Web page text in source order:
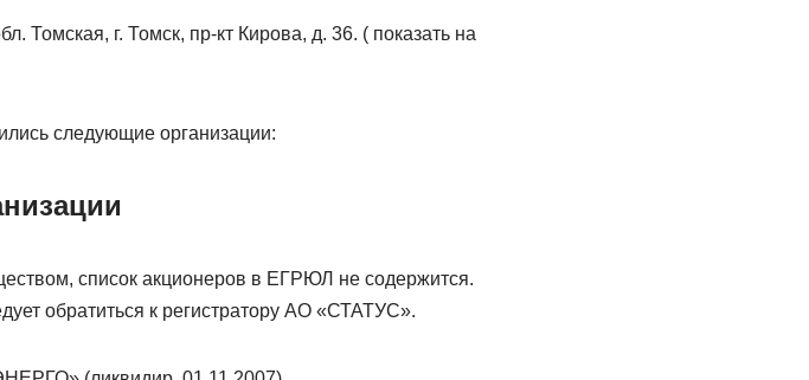
Томская, г. Томск, пр-кт Кирова, д. 36. ( показать на
следующие организации:
список акционеров в ЕГРЮЛ не содержится.
обратиться к регистратору АО «СТАТУС».